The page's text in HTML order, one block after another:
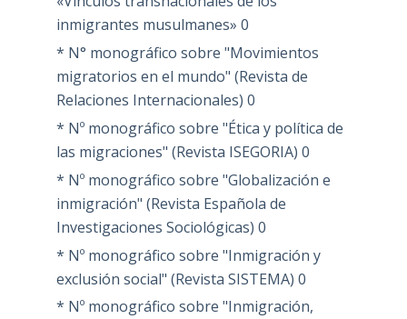
inmigrantes musulmanes» 0
* N° monográfico sobre "Movimientos
migratorios en el mundo" (Revista de
Relaciones Internacionales) 0
* Nº monográfico sobre "Ética y política de
las migraciones" (Revista ISEGORIA) 0
* Nº monográfico sobre "Globalización e
inmigración" (Revista Española de
Investigaciones Sociológicas) 0
* Nº monográfico sobre "Inmigración y
exclusión social" (Revista SISTEMA) 0
* Nº monográfico sobre "Inmigración,